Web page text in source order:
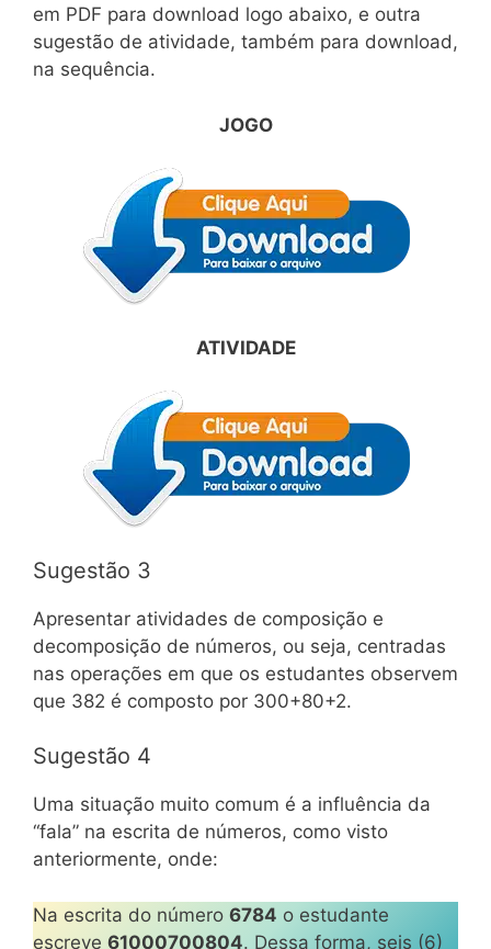
em PDF para download logo abaixo, e outra
sugestão de atividade, também para download,
na sequência.
JOGO
ATIVIDADE
Sugestão 3
Apresentar atividades de composição e
decomposição de números, ou seja, centradas
nas operações em que os estudantes observem
que 382 é composto por 300+80+2.
Sugestão 4
Uma situação muito comum é a influência da
“fala” na escrita de números, como visto
anteriormente, onde:
Na escrita do número 6784 o estudante
escreve 61000700804. Dessa forma, seis (6)